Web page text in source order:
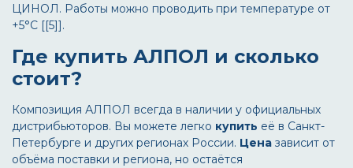
ЦИНОЛ. Работы можно проводить при температуре от
+5°C [[5]].
Где купить АЛПОЛ и сколько
стоит?
Композиция АЛПОЛ всегда в наличии у официальных
дистрибьюторов. Вы можете легко купить её в Санкт-
Петербурге и других регионах России. Цена зависит от
объёма поставки и региона, но остаётся